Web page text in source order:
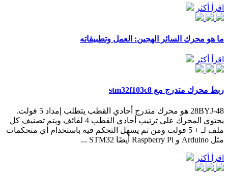
اقرأ أكثر
ما هو محرك السائر الهجين: العمل وتطبيقاته
اقرأ أكثر
ربط محرك متدرج مع stm32f103c8
28BYJ-48 هو محرك متدرج أحادي القطب يتطلب إمداد 5 فولت.
يحتوي المحرك على ترتيب أحادي القطب 4 لفائف ويتم تصنيف كل
ملف لـ + 5 فولت ومن ثم يسهل التحكم فيه باستخدام أي متحكمات
مثل Arduino و Raspberry Pi أيضًا STM32 ...
اقرأ أكثر